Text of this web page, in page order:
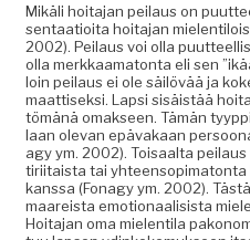
Mikäli hoita­jan peilaus on
sen­taa­tioi­ta hoita­jan
2002). Peilaus voi olla
olla merkkaam­a­ton­ta eli sen
loin peilaus ei ole säilövää ja
maat­tisek­si. Lap­si sisäistää
tömänä omak­seen. Tämän
laan ole­van epä­vakaan
agy ym. 2002). Toisaal­ta
tiri­itaista tai yhteen­sopi­ma­ton­ta
kanssa (Fon­agy ym. 2002).
maareista emo­tion­aal­i­sista
Hoita­jan oma mie­len­ti­la